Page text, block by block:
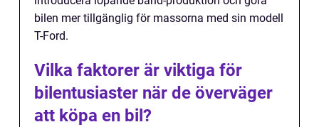
bilen mer tillgänglig för massorna med sin modell
T-Ford.
Vilka faktorer är viktiga för
bilentusiaster när de överväger
att köpa en bil?